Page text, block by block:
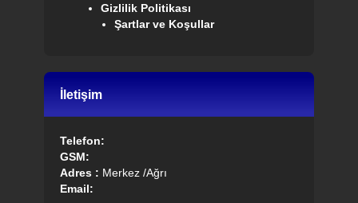
Gizlilik Politikası
Şartlar ve Koşullar
İletişim
Telefon:
GSM:
Adres : Merkez /Ağrı
Email: